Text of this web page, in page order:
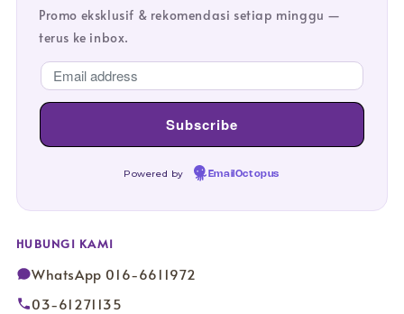
Promo eksklusif & rekomendasi setiap minggu —
terus ke inbox.
Powered by EmailOctopus
HUBUNGI KAMI
WhatsApp 016-6611972
03-61271135